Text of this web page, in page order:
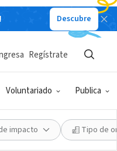
Descubre
Voluntariado Publica
Regístrate
impacto Tipo de
Alumni